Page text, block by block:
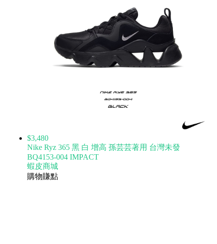
$3,480
Nike Ryz 365 黑 白 增高 孫芸芸著用 台灣未發
BQ4153-004 IMPACT
蝦皮商城
購物賺點